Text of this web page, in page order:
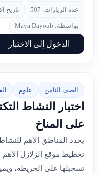
عدد الزيارات: 507 تاريخ
بواسطة: Maya Dayoub
الدخول إلى الاختبار
الصف الثامن علوم
اختبار النشاط
على المناخ
يحدد المناطق الأهم
تخطيط موقع الزلازل الأهم
تسجيلها على الخريطة،